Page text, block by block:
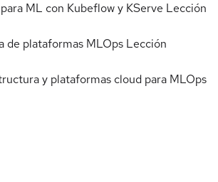
ML con Kubeflow y KServe Lección
de plataformas MLOps Lección
y plataformas cloud para MLOps